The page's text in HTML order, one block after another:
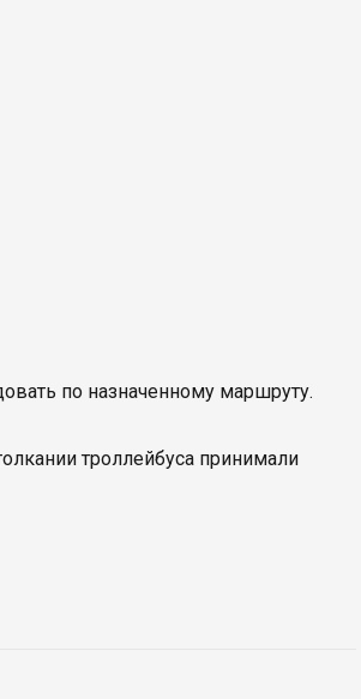
по назначенному маршруту.
троллейбуса принимали